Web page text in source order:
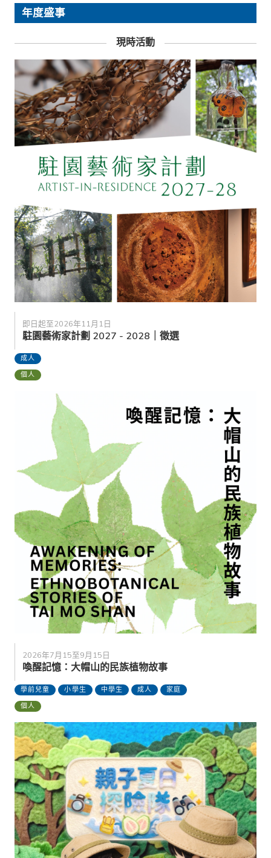
年度盛事
現時活動
即日起至2026年11月1日
駐園藝術家計劃 2027 - 2028｜徵選
成人
個人
2026年7月15至9月15日
喚醒記憶：大帽山的民族植物故事
學前兒童 小學生 中學生 成人
家庭
個人